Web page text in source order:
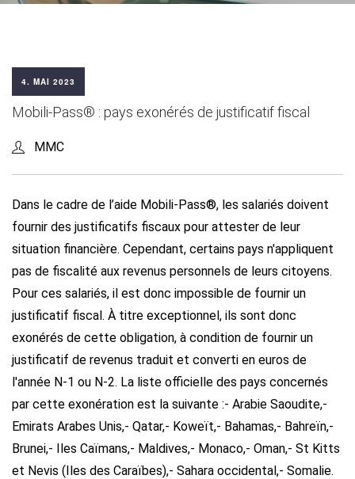
4. MAI 2023
Mobili-Pass® : pays exonérés de justificatif fiscal
MMC
Dans le cadre de l’aide Mobili-Pass®, les salariés doivent
fournir des justificatifs fiscaux pour attester de leur
situation financière. Cependant, certains pays n'appliquent
pas de fiscalité aux revenus personnels de leurs citoyens.
Pour ces salariés, il est donc impossible de fournir un
justificatif fiscal. À titre exceptionnel, ils sont donc
exonérés de cette obligation, à condition de fournir un
justificatif de revenus traduit et converti en euros de
l'année N-1 ou N-2. La liste officielle des pays concernés
par cette exonération est la suivante :- Arabie Saoudite,-
Emirats Arabes Unis,- Qatar,- Koweït,- Bahamas,- Bahreïn,-
Brunei,- Iles Caïmans,- Maldives,- Monaco,- Oman,- St Kitts
et Nevis (Iles des Caraïbes),- Sahara occidental,- Somalie.